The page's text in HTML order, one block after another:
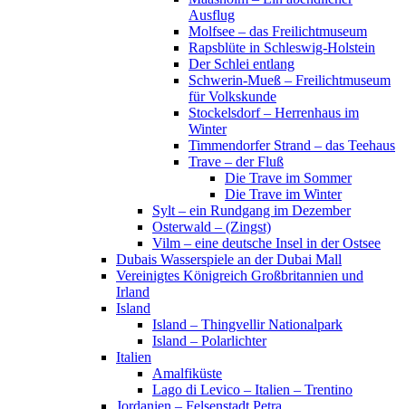
Ausflug
Molfsee – das Freilichtmuseum
Rapsblüte in Schleswig-Holstein
Der Schlei entlang
Schwerin-Mueß – Freilichtmuseum
für Volkskunde
Stockelsdorf – Herrenhaus im
Winter
Timmendorfer Strand – das Teehaus
Trave – der Fluß
Die Trave im Sommer
Die Trave im Winter
Sylt – ein Rundgang im Dezember
Osterwald – (Zingst)
Vilm – eine deutsche Insel in der Ostsee
Dubais Wasserspiele an der Dubai Mall
Vereinigtes Königreich Großbritannien und
Irland
Island
Island – Thingvellir Nationalpark
Island – Polarlichter
Italien
Amalfiküste
Lago di Levico – Italien – Trentino
Jordanien – Felsenstadt Petra